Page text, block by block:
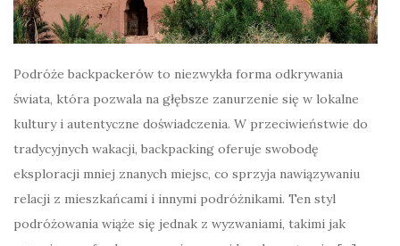
Podróże backpackerów to niezwykła forma odkrywania
świata, która pozwala na głębsze zanurzenie się w lokalne
kultury i autentyczne doświadczenia. W przeciwieństwie do
tradycyjnych wakacji, backpacking oferuje swobodę
eksploracji mniej znanych miejsc, co sprzyja nawiązywaniu
relacji z mieszkańcami i innymi podróżnikami. Ten styl
podróżowania wiąże się jednak z wyzwaniami, takimi jak